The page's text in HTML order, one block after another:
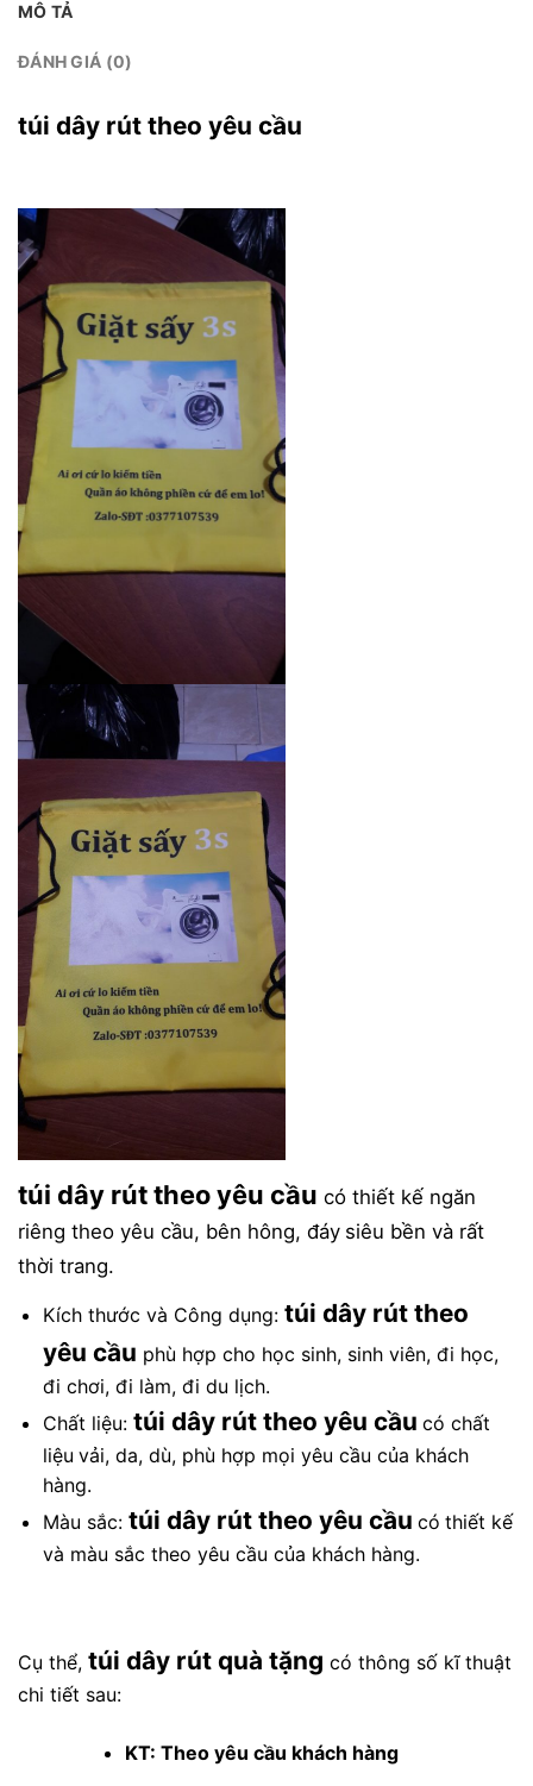
MÔ TẢ
ĐÁNH GIÁ (0)
túi dây rút theo yêu cầu
túi dây rút theo yêu cầu có thiết kế ngăn
riêng theo yêu cầu, bên hông, đáy siêu bền và rất
thời trang.
Kích thước và Công dụng: túi dây rút theo
yêu cầu phù hợp cho học sinh, sinh viên, đi học,
đi chơi, đi làm, đi du lịch.
Chất liệu: túi dây rút theo yêu cầu có chất
liệu vải, da, dù, phù hợp mọi yêu cầu của khách
hàng.
Màu sắc: túi dây rút theo yêu cầu có thiết kế
và màu sắc theo yêu cầu của khách hàng.
Cụ thể, túi dây rút quà tặng có thông số kĩ thuật
chi tiết sau:
KT: Theo yêu cầu khách hàng